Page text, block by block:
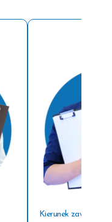
Kierunek zawodowy